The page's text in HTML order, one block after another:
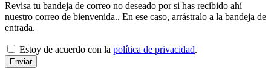
Revisa tu bandeja de correo no deseado por si has recibido ahí
nuestro correo de bienvenida.. En ese caso, arrástralo a la bandeja de
entrada.
Estoy de acuerdo con la política de privacidad.